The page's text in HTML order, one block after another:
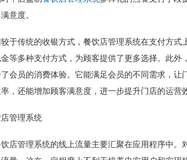
意度。
于传统的收银方式，餐饮店管理系统在支付方
等多种支付方式，为顾客提供了更多选择。此
会员的消费体验。它能满足会员的不同需求，
，还能增加顾客满意度，进一步提升门店的运营
店管理系统的线上流量主要汇聚在应用程序中